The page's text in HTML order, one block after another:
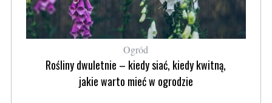
Ogród
Rośliny dwuletnie – kiedy siać, kiedy kwitną,
jakie warto mieć w ogrodzie